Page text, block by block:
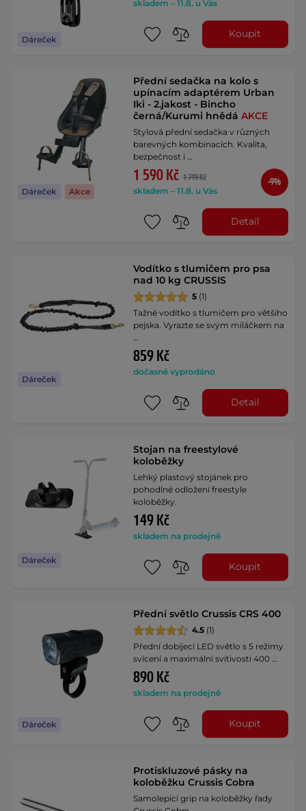
Dáreček
skladem – 11.8. u Vás
Koupit
Dáreček Akce
Přední sedačka na kolo s
upínacím adaptérem Urban
Iki - 2.jakost - Bincho
černá/Kurumi hnědáAKCE
Stylová přední sedačka v různých
barevných kombinacích. Kvalita,
bezpečnost i …
1 590 Kč 1 749 Kč
skladem – 11.8. u Vás
-9%
Detail
Dáreček
Vodítko s tlumičem pro psa
nad 10 kg CRUSSIS
5 (1)
Tažné vodítko s tlumičem pro většího
pejska. Vyrazte se svým miláčkem na
859 Kč
dočasně vyprodáno
Detail
Dáreček
Stojan na freestylové
koloběžky
Lehký plastový stojánek pro
pohodlné odložení freestyle
koloběžky.
149 Kč
skladem na prodejně
Koupit
Dáreček
Přední světlo Crussis CRS 400
4.5 (1)
Přední dobíjecí LED světlo s 5 režimy
svícení a maximální svítivosti 400 …
890 Kč
skladem na prodejně
Koupit
Protiskluzové pásky na
koloběžku Crussis Cobra
Samolepící grip na koloběžky řady